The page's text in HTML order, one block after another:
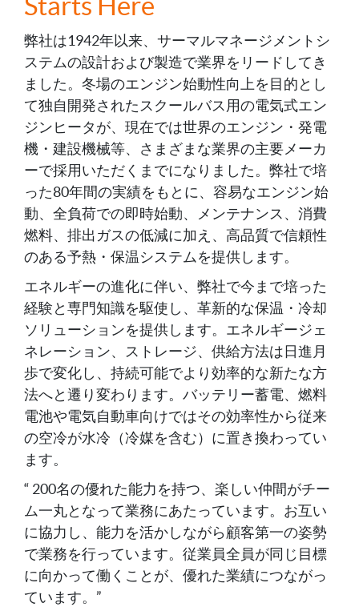
Starts Here
弊社は1942年以来、サーマルマネージメントシ
ステムの設計および製造で業界をリードしてき
ました。冬場のエンジン始動性向上を目的とし
て独自開発されたスクールバス用の電気式エン
ジンヒータが、現在では世界のエンジン・発電
機・建設機械等、さまざまな業界の主要メーカ
ーで採用いただくまでになりました。弊社で培
った80年間の実績をもとに、容易なエンジン始
動、全負荷での即時始動、メンテナンス、消費
燃料、排出ガスの低減に加え、高品質で信頼性
のある予熱・保温システムを提供します。
エネルギーの進化に伴い、弊社で今まで培った
経験と専門知識を駆使し、革新的な保温・冷却
ソリューションを提供します。エネルギージェ
ネレーション、ストレージ、供給方法は日進月
歩で変化し、持続可能でより効率的な新たな方
法へと遷り変わります。バッテリー蓄電、燃料
電池や電気自動車向けではその効率性から従来
の空冷が水冷（冷媒を含む）に置き換わってい
ます。
“ 200名の優れた能力を持つ、楽しい仲間がチー
ム一丸となって業務にあたっています。お互い
に協力し、能力を活かしながら顧客第一の姿勢
で業務を行っています。従業員全員が同じ目標
に向かって働くことが、優れた業績につながっ
ています。”